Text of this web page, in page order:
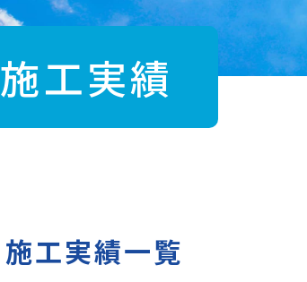
施工実績
施工実績一覧